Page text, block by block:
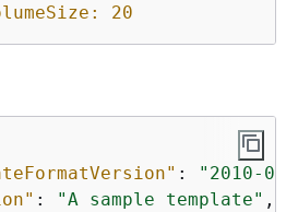
20
:
"2010-
: "A sample template" ,